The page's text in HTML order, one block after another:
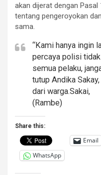
akan dijerat dengan Pasal
tentang pengeroyokan
sama.
“Kami hanya ingin
percaya polisi
semua pelaku,
tutup Andika
dari warga.Sakai,
(Rambe)
Share this:
Email
WhatsApp